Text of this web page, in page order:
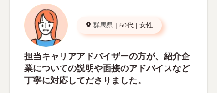
群馬県 | 50代 | 女性
担当キャリアアドバイザーの方が、紹介企
業についての説明や面接のアドバイスなど
丁寧に対応してださりました。